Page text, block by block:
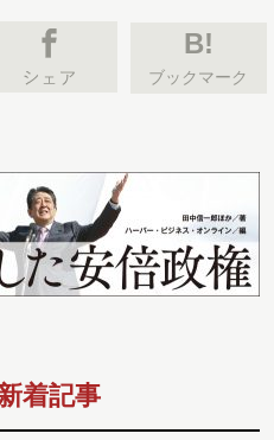
B!
ブックマーク
着記事